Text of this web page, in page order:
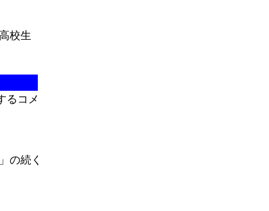
校生
るコメ
」の続く